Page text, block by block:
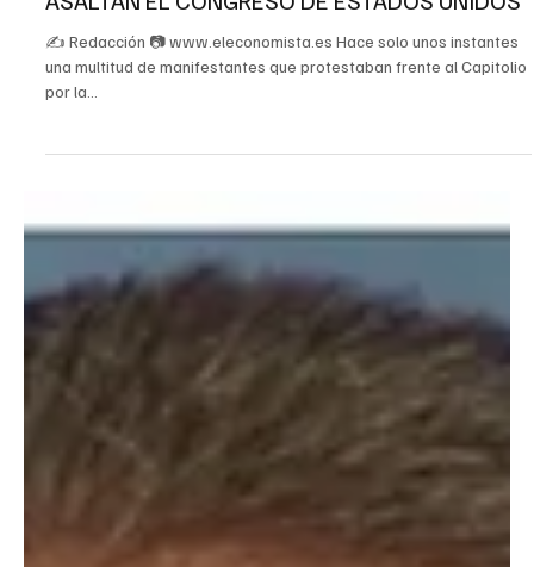
6 ene 2021 1 min de lectura
ÚLTIMA HORA: PARTIDARIOS DE TRUMP
ASALTAN EL CONGRESO DE ESTADOS UNIDOS
una multitud de manifestantes que protestaban frente al Capitolio
por la...